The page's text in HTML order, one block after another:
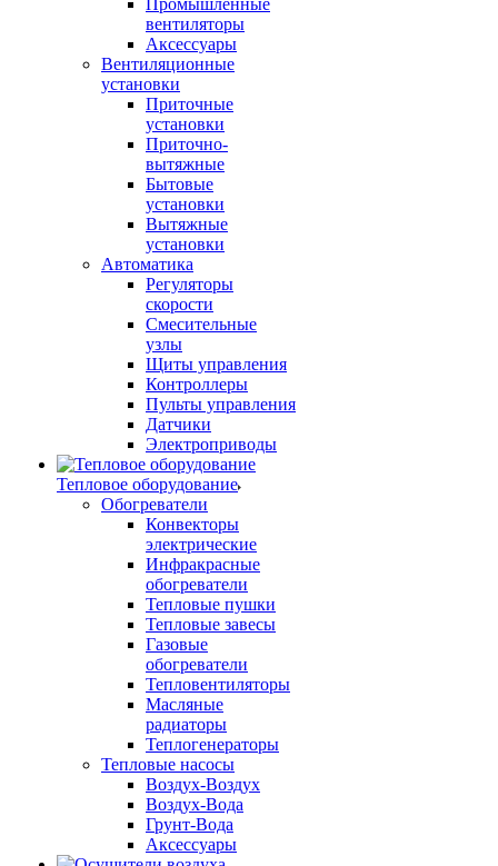
Промышленные
вентиляторы
Аксессуары
Вентиляционные
установки
Приточные
установки
Приточно-
вытяжные
Бытовые
установки
Вытяжные
установки
Автоматика
Регуляторы
скорости
Смесительные
узлы
Щиты управления
Контроллеры
Пульты управления
Датчики
Электроприводы
Тепловое оборудование
Обогреватели
Конвекторы
электрические
Инфракрасные
обогреватели
Тепловые пушки
Тепловые завесы
Газовые
обогреватели
Тепловентиляторы
Масляные
радиаторы
Теплогенераторы
Тепловые насосы
Воздух-Воздух
Воздух-Вода
Грунт-Вода
Аксессуары